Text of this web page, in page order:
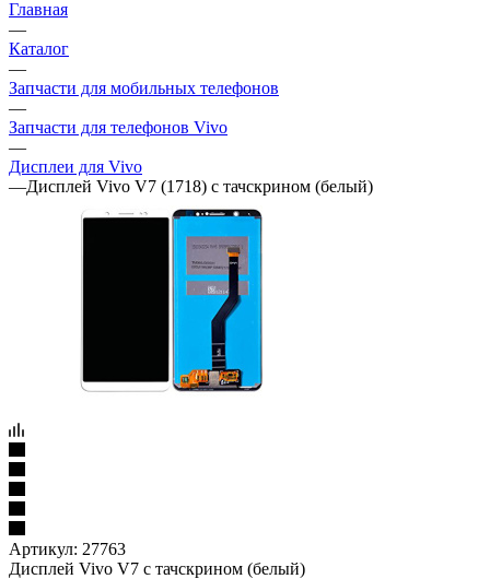
Запчасти для мобильных телефонов
—
Запчасти для телефонов Vivo
—
Дисплеи для Vivo
—
Дисплей Vivo V7 (1718) с тачскрином (белый)
Артикул:
Дисплей Vivo V7 с тачскрином (белый)
Подробности
1 099₽/шт
Варианты цен